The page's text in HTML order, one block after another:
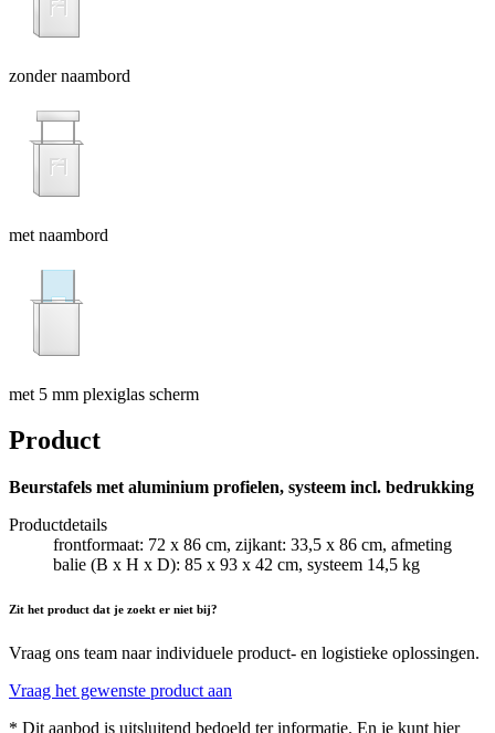
zonder naambord
met naambord
met 5 mm plexiglas scherm
Product
Beurstafels met aluminium profielen, systeem incl. bedrukking
Productdetails
frontformaat: 72 x 86 cm, zijkant: 33,5 x 86 cm, afmeting
balie (B x H x D): 85 x 93 x 42 cm, systeem 14,5 kg
Zit het product dat je zoekt er niet bij?
Vraag ons team naar individuele product- en logistieke oplossingen.
Vraag het gewenste product aan
* Dit aanbod is uitsluitend bedoeld ter informatie. En je kunt hier